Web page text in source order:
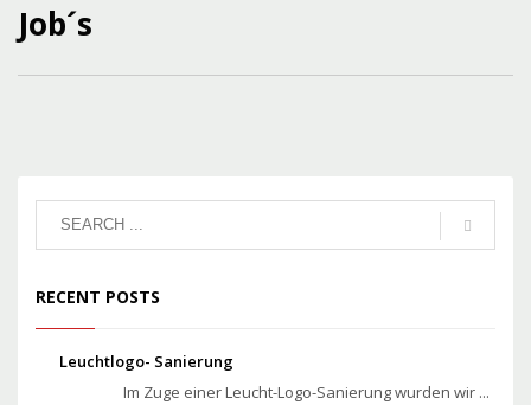
Job´s
RECENT POSTS
Leuchtlogo- Sanierung
Im Zuge einer Leucht-Logo-Sanierung wurden wir ...